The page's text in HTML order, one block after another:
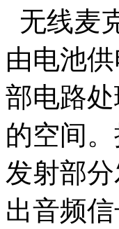
无线麦
由电池
部电路
的空间
发射部
出音频